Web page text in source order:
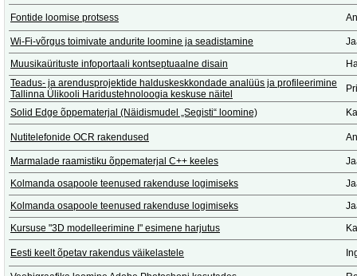
Fontide loomise protsess
Wi-Fi-võrgus toimivate andurite loomine ja seadistamine
Muusikaürituste infoportaali kontseptuaalne disain
Teadus- ja arendusprojektide halduskeskkondade analüüs ja profileerimine
Tallinna Ülikooli Haridustehnoloogia keskuse näitel
Solid Edge õppematerjal (Näidismudel „Segisti“ loomine)
Nutitelefonide OCR rakendused
Marmalade raamistiku õppematerjal C++ keeles
Kolmanda osapoole teenused rakenduse logimiseks
Kolmanda osapoole teenused rakenduse logimiseks
Kursuse "3D modelleerimine I" esimene harjutus
Eesti keelt õpetav rakendus väikelastele